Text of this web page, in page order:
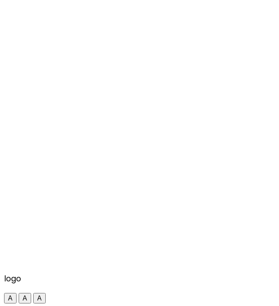
logo
A A A